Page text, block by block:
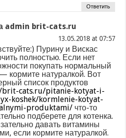
Ответить
admin brit-cats.ru
at
Пурину и Вискас
полностью. Если нет
покупать нормальный
кормите натуралкой. Вот
список продуктов
cats.ru/pitanie-kotyat-i-
koshek/kormlenie-kotyat-
produktami/ что-то
подберете для котенка.
давать витамины
если кормите натуралкой.